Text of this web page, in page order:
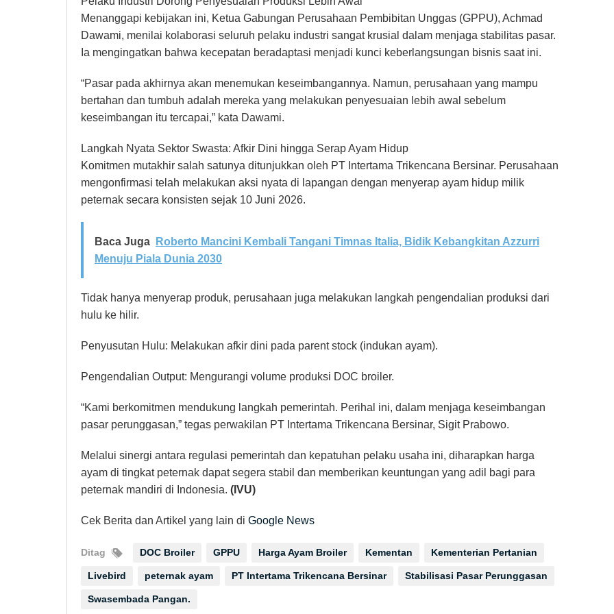
Menanggapi kebijakan ini, Ketua Gabungan Perusahaan Pembibitan Unggas (GPPU), Achmad
Dawami, menilai kolaborasi seluruh pelaku industri sangat krusial dalam menjaga stabilitas pasar.
Ia mengingatkan bahwa kecepatan beradaptasi menjadi kunci keberlangsungan bisnis saat ini.
“Pasar pada akhirnya akan menemukan keseimbangannya. Namun, perusahaan yang mampu
bertahan dan tumbuh adalah mereka yang melakukan penyesuaian lebih awal sebelum
keseimbangan itu tercapai,” kata Dawami.
Langkah Nyata Sektor Swasta: Afkir Dini hingga Serap Ayam Hidup
Komitmen mutakhir salah satunya ditunjukkan oleh PT Intertama Trikencana Bersinar. Perusahaan
mengonfirmasi telah melakukan aksi nyata di lapangan dengan menyerap ayam hidup milik
peternak secara konsisten sejak 10 Juni 2026.
Baca Juga
Roberto Mancini Kembali Tangani Timnas Italia, Bidik Kebangkitan Azzurri
Menuju Piala Dunia 2030
Tidak hanya menyerap produk, perusahaan juga melakukan langkah pengendalian produksi dari
hulu ke hilir.
Penyusutan Hulu: Melakukan afkir dini pada parent stock (indukan ayam).
Pengendalian Output: Mengurangi volume produksi DOC broiler.
“Kami berkomitmen mendukung langkah pemerintah. Perihal ini, dalam menjaga keseimbangan
pasar perunggasan,” tegas perwakilan PT Intertama Trikencana Bersinar, Sigit Prabowo.
Melalui sinergi antara regulasi pemerintah dan kepatuhan pelaku usaha ini, diharapkan harga
ayam di tingkat peternak dapat segera stabil dan memberikan keuntungan yang adil bagi para
peternak mandiri di Indonesia. (IVU)
Cek Berita dan Artikel yang lain di Google News
Ditag DOC Broiler GPPU Harga Ayam Broiler Kementan Kementerian Pertanian
Livebird peternak ayam PT Intertama Trikencana Bersinar Stabilisasi Pasar Perunggasan
Swasembada Pangan.